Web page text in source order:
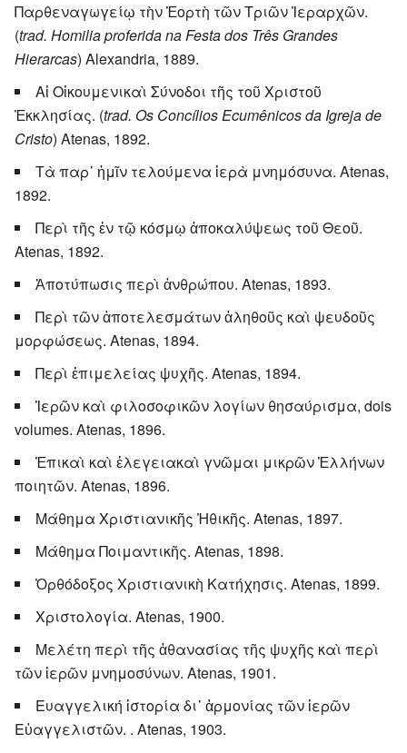
Παρθεναγωγείῳ τὴν Ἑορτὴ τῶν Τριῶν Ἱεραρχῶν.
(trad. Homilia proferida na Festa dos Três Grandes
Hierarcas) Alexandria, 1889.
Αἱ Οἰκουμενικαὶ Σύνοδοι τῆς τοῦ Χριστοῦ
Ἐκκλησίας. (trad. Os Concílios Ecumênicos da Igreja de
Cristo) Atenas, 1892.
Τὰ παρ᾿ ἡμῖν τελούμενα ἱερὰ μνημόσυνα. Atenas,
1892.
Περὶ τῆς ἐν τῷ κόσμῳ ἀποκαλύψεως τοῦ Θεοῦ.
Atenas, 1892.
Ἀποτύπωσις περὶ ἀνθρώπου. Atenas, 1893.
Περὶ τῶν ἀποτελεσμάτων ἀληθοῦς καὶ ψευδοῦς
μορφώσεως. Atenas, 1894.
Περὶ ἐπιμελείας ψυχῆς. Atenas, 1894.
Ἱερῶν καὶ φιλοσοφικῶν λογίων θησαύρισμα, dois
volumes. Atenas, 1896.
Ἐπικαὶ καὶ ἐλεγειακαὶ γνῶμαι μικρῶν Ἑλλήνων
ποιητῶν. Atenas, 1896.
Μάθημα Χριστιανικῆς Ἠθικῆς. Atenas, 1897.
Μάθημα Ποιμαντικῆς. Atenas, 1898.
Ὀρθόδοξος Χριστιανικὴ Κατήχησις. Atenas, 1899.
Χριστολογία. Atenas, 1900.
Μελέτη περὶ τῆς ἀθανασίας τῆς ψυχῆς καὶ περὶ
τῶν ἱερῶν μνημοσύνων. Atenas, 1901.
Ευαγγελική ἱστορία δι᾿ ἁρμονίας τῶν ἱερῶν
Εὐαγγελιστῶν. . Atenas, 1903.